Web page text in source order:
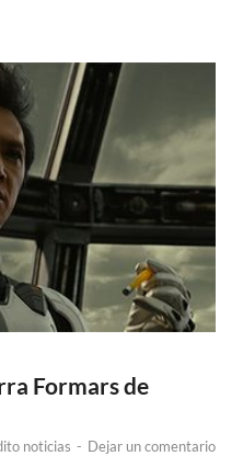
Formars de
noticias - Dejar un comentario